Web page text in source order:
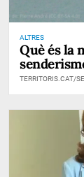
ALTRES
Què és la
TERRITORIS.CAT/